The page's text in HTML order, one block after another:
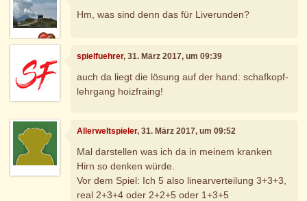
Hm, was sind denn das für Liverunden?
spielfuehrer, 31. März 2017, um 09:39
auch da liegt die lösung auf der hand: schafkopf-
lehrgang hoizfraing!
Allerweltspieler, 31. März 2017, um 09:52
Mal darstellen was ich da in meinem kranken
Hirn so denken würde.
Vor dem Spiel: Ich 5 also linearverteilung 3+3+3,
real 2+3+4 oder 2+2+5 oder 1+3+5